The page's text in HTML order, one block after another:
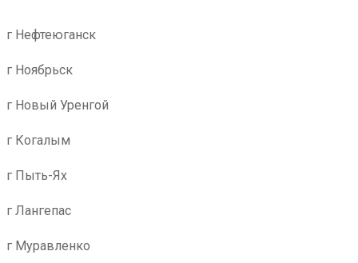
г Нефтеюганск
г Ноябрьск
г Новый Уренгой
г Когалым
г Пыть-Ях
г Лангепас
г Муравленко